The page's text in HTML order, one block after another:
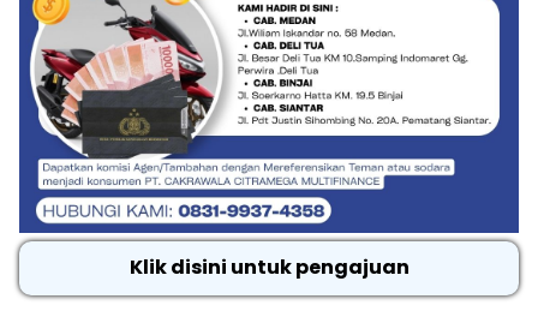
Klik disini untuk pengajuan